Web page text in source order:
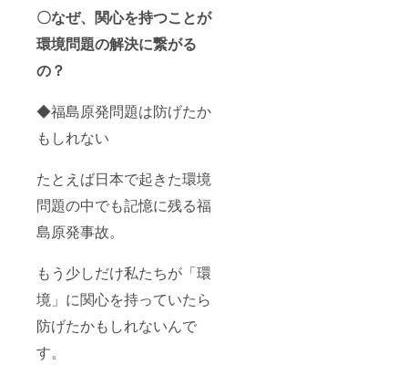
〇なぜ、関心を持つことが
環境問題の解決に繋がる
の？
◆福島原発問題は防げたか
もしれない
たとえば日本で起きた環境
問題の中でも記憶に残る福
島原発事故。
もう少しだけ私たちが「環
境」に関心を持っていたら
防げたかもしれないんで
す。